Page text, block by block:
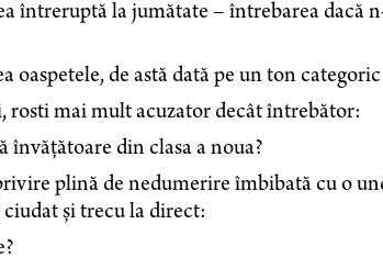
întreruptă la jumătate – întrebarea dacă
oaspetele, de astă dată pe un ton
rosti mai mult acuzator decât întrebător:
învățătoare din clasa a noua?
plină de nedumerire îmbibată cu o
și trecu la direct: